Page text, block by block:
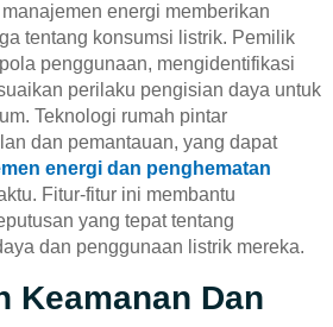
energi memberikan
tentang konsumsi listrik. Pemilik
penggunaan, mengidentifikasi
perilaku pengisian daya untuk
Teknologi rumah pintar
dan pemantauan, yang dapat
energi dan penghematan
Fitur-fitur ini membantu
yang tepat tentang
dan penggunaan listrik mereka.
Keamanan Dan
Français
Türkçe
Deutsch